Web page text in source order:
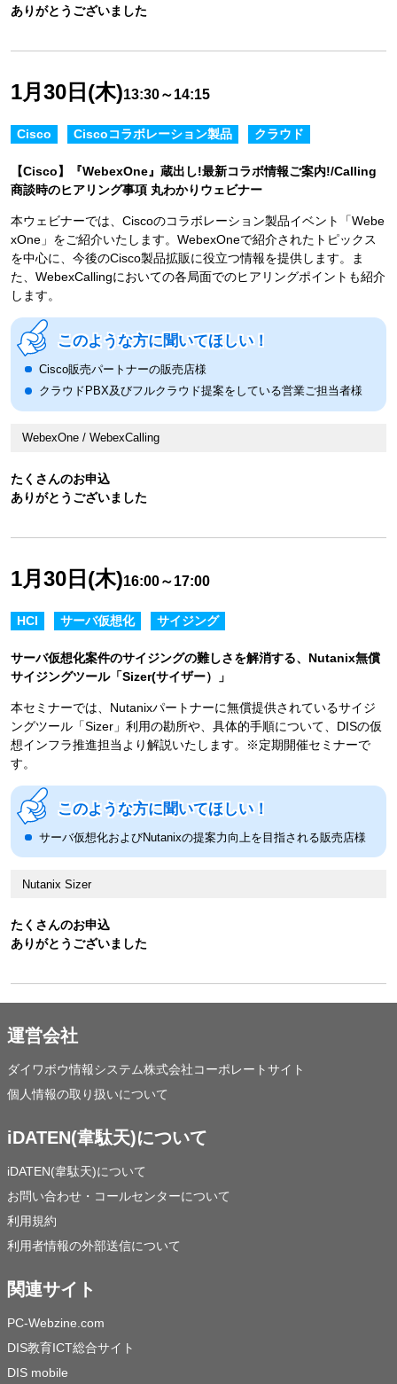
ありがとうございました
1月30日(木)13:30～14:15
たくさんのお申込
ありがとうございました
Cisco Ciscoコラボレーション製品 クラウド
【Cisco】『WebexOne』蔵出し!最新コラボ情報ご案内!/Calling
商談時のヒアリング事項 丸わかりウェビナー
本ウェビナーでは、Ciscoのコラボレーション製品イベント「Webe
xOne」をご紹介いたします。WebexOneで紹介されたトピックス
を中心に、今後のCisco製品拡販に役立つ情報を提供します。ま
た、WebexCallingにおいての各局面でのヒアリングポイントも紹介
します。
このような方に聞いてほしい！
Cisco販売パートナーの販売店様
クラウドPBX及びフルクラウド提案をしている営業ご担当者様
WebexOne / WebexCalling
1月30日(木)16:00～17:00
たくさんのお申込
ありがとうございました
HCI サーバ仮想化 サイジング
サーバ仮想化案件のサイジングの難しさを解消する、Nutanix無償
サイジングツール「Sizer(サイザー）」
本セミナーでは、Nutanixパートナーに無償提供されているサイジ
ングツール「Sizer」利用の勘所や、具体的手順について、DISの仮
想インフラ推進担当より解説いたします。※定期開催セミナーで
す。
このような方に聞いてほしい！
サーバ仮想化およびNutanixの提案力向上を目指される販売店様
Nutanix Sizer
運営会社
ダイワボウ情報システム株式会社コーポレートサイト
個人情報の取り扱いについて
iDATEN(韋駄天)について
iDATEN(韋駄天)について
お問い合わせ・コールセンターについて
利用規約
利用者情報の外部送信について
関連サイト
PC-Webzine.com
DIS教育ICT総合サイト
DIS mobile